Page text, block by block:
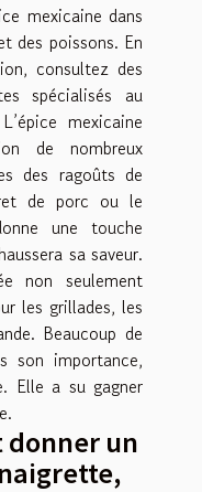
mexicaine dans
des poissons. En
consultez des
spécialisés au
mexicaine
de nombreux
des ragoûts de
de porc ou le
une touche
sa saveur.
non seulement
les grillades, les
Beaucoup de
son importance,
Elle a su gagner
donner un